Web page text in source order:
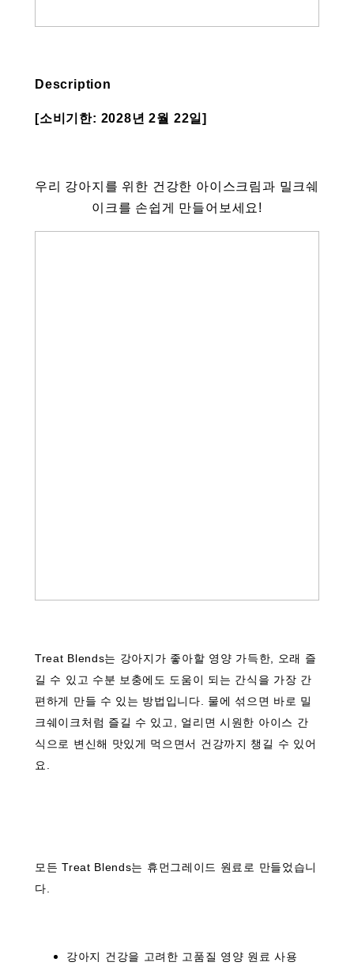
Description
[소비기한: 2028년 2월 22일]
우리 강아지를 위한 건강한 아이스크림과 밀크쉐
이크를 손쉽게 만들어보세요!
Treat Blends는 강아지가 좋아할 영양 가득한, 오래 즐
길 수 있고 수분 보충에도 도움이 되는 간식을 가장 간
편하게 만들 수 있는 방법입니다. 물에 섞으면 바로 밀
크쉐이크처럼 즐길 수 있고, 얼리면 시원한 아이스 간
식으로 변신해 맛있게 먹으면서 건강까지 챙길 수 있어
요.
모든 Treat Blends는 휴먼그레이드 원료로 만들었습니
다.
강아지 건강을 고려한 고품질 영양 원료 사용